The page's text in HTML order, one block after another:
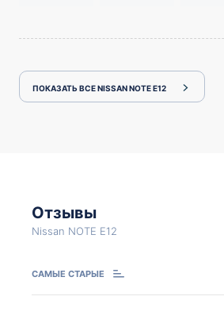
ПОКАЗАТЬ ВСЕ NISSAN NOTE E12
Отзывы
Nissan NOTE E12
САМЫЕ СТАРЫЕ